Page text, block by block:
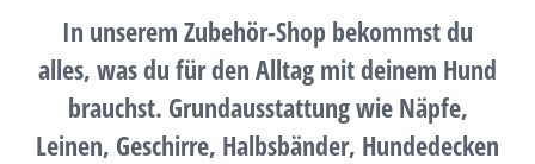
Ernährungsberatung
In unserem Zubehör-Shop bekommst du
alles, was du für den Alltag mit deinem Hund
brauchst. Grundausstattung wie Näpfe,
Leinen, Geschirre, Halbsbänder, Hundedecken